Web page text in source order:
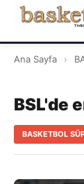
Ana Sayfa ›
BSL'de
BASKETBOL